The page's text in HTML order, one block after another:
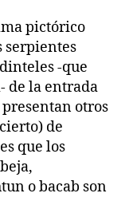
pictórico
serpientes
-que
de la entrada
otros
de
que los
o bacab son